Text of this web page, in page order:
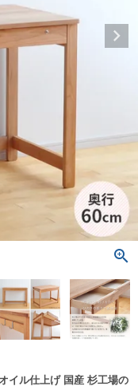
イル仕上げ 国産 杉工場の